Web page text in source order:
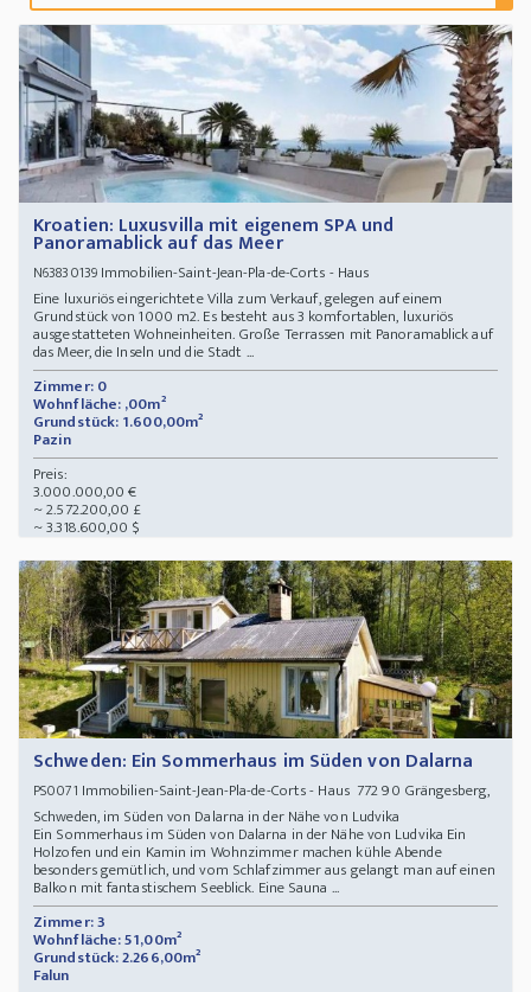
Kroatien: Luxusvilla mit eigenem SPA und
Panoramablick auf das Meer
N63830139Immobilien-Saint-Jean-Pla-de-Corts - Haus
Eine luxuriös eingerichtete Villa zum Verkauf, gelegen auf einem
Grundstück von 1000 m2. Es besteht aus 3 komfortablen, luxuriös
ausgestatteten Wohneinheiten. Große Terrassen mit Panoramablick auf
das Meer, die Inseln und die Stadt ...
Zimmer: 0
Wohnfläche: ,00m²
Grundstück: 1.600,00m²
Pazin
Preis:
3.000.000,00 €
~ 2.572.200,00 £
~ 3.318.600,00 $
Schweden: Ein Sommerhaus im Süden von Dalarna
PS0071 Immobilien-Saint-Jean-Pla-de-Corts - Haus 772 90 Grängesberg,
Schweden, im Süden von Dalarna in der Nähe von Ludvika
Ein Sommerhaus im Süden von Dalarna in der Nähe von Ludvika Ein
Holzofen und ein Kamin im Wohnzimmer machen kühle Abende
besonders gemütlich, und vom Schlafzimmer aus gelangt man auf einen
Balkon mit fantastischem Seeblick. Eine Sauna ...
Zimmer: 3
Wohnfläche: 51,00m²
Grundstück: 2.266,00m²
Falun